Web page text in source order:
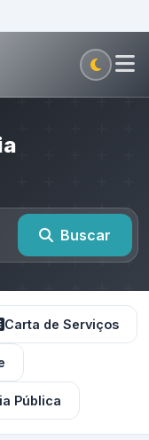
Buscar
Carta de Serviços
Pública